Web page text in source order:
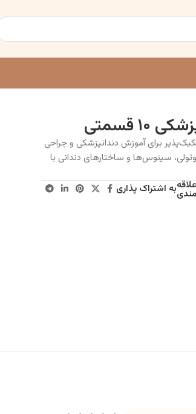
قسمتی
جمجمه با ۱۰ بخش تفکیک‌پذیر برای آموزش دندانپزشکی و جراحی
سینوس‌ها و ساختارهای دندانی با
مندیبه اشتراک پذاری